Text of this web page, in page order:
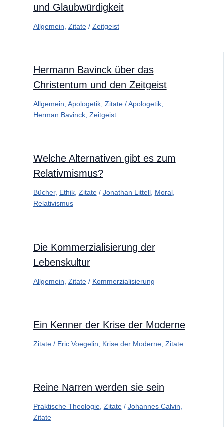
und Glaubwürdigkeit
Allgemein Zitate/ Zeitgeist
Hermann Bavinck über das
Christentum und den Zeitgeist
Allgemein Apologetik, Zitate/Apologetik,
Herman Bavinck, Zeitgeist
Welche Alternativen gibt es zum
Relativmismus?
Bücher, Ethik, Zitate/ Jonathan Littell, Moral,
Relativismus
Die Kommerzialisierung der
Lebenskultur
Allgemein Zitate/ Kommerzialisierung
Ein Kenner der Krise der Moderne
Zitate/ Eric Voegelin Krise der Moderne, Zitate
Reine Narren werden sie sein
Praktische Theologie, Zitate/ Johannes Calvin
Zitate